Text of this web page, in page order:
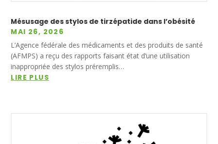
Mésusage des stylos de tirzépatide dans l’obésité
MAI 26, 2026
L’Agence fédérale des médicaments et des produits de santé
(AFMPS) a reçu des rapports faisant état d’une utilisation
inappropriée des stylos préremplis…
LIRE PLUS